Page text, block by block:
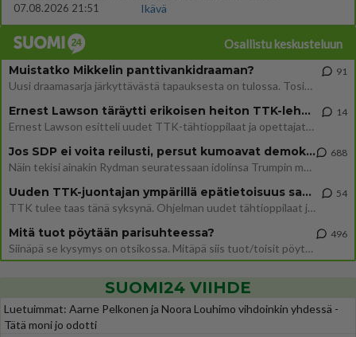
07.08.2026 21:51
Ikävä
Osallistu keskusteluun
Muistatko Mikkelin panttivankidraaman?
Uusi draamasarja järkyttävästä tapauksesta on tulossa. Tositapahtumiin perustuva sarja ammentaa vuoden 1986 Mikkelin pan
91
Ernest Lawson täräytti erikoisen heiton TTK-lehdistötilaisuudessa: " Onko tässä tarkoituksena...?"
Ernest Lawson esitteli uudet TTK-tähtioppilaat ja opettajat torstaina 6.8. lehdistölle. Tulevalla kaudella on yksi hausk
14
Jos SDP ei voita reilusti, persut kumoavat demokratian Suomesta
Näin tekisi ainakin Rydman seuratessaan idolinsa Trumpin mallia https://www.is.fi/politiikka/art-2000012187244.html
688
Uuden TTK-juontajan ympärillä epätietoisuus sakenee - Nyt MTV hämmentää soppaa
TTK tulee taas tänä syksynä. Ohjelman uudet tähtioppilaat julkistetaan torstaina 6. elokuuta klo 14 alkavassa lehdistö
54
Mitä tuot pöytään parisuhteessa?
Siinäpä se kysymys on otsikossa. Mitäpä siis tuot/toisit pöytään parisuhteessa? Oletko mies vai nainen? Koetko sen mitä
496
SUOMI24 VIIHDE
Luetuimmat: Aarne Pelkonen ja Noora Louhimo vihdoinkin yhdessä -
Tätä moni jo odotti